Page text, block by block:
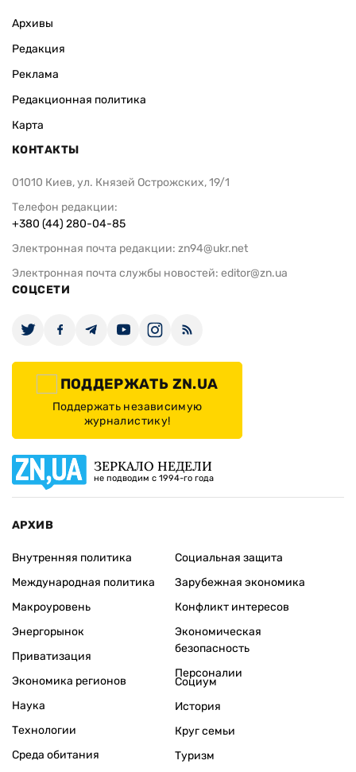
Архивы
Редакция
Реклама
Редакционная политика
Карта
КОНТАКТЫ
01010 Киев, ул. Князей Острожских, 19/1
Телефон редакции:
+380 (44) 280-04-85
Электронная почта редакции: zn94@ukr.net
Электронная почта службы новостей: editor@zn.ua
СОЦСЕТИ
ПОДДЕРЖАТЬ ZN.UA
Поддержать независимую
журналистику!
ЗЕРКАЛО НЕДЕЛИ
не подводим с 1994-го года
АРХИВ
Внутренняя политика
Международная политика
Макроуровень
Энергорынок
Приватизация
Экономика регионов
Социальная защита
Зарубежная экономика
Конфликт интересов
Экономическая
безопасность
Персоналии
Наука
Технологии
Среда обитания
Социум
История
Круг семьи
Туризм